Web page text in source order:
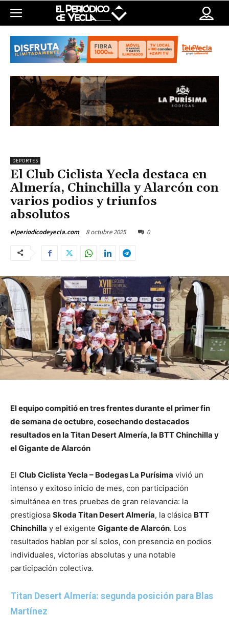
DEPORTES
El Club Ciclista Yecla destaca en
Almería, Chinchilla y Alarcón con
varios podios y triunfos
absolutos
elperiodicodeyecla.com 8 octubre 2025 0
El equipo compitió en tres frentes durante el primer fin
de semana de octubre, cosechando destacados
resultados en la Titan Desert Almería, la BTT Chinchilla y
el Gigante de Alarcón
El Club Ciclista Yecla – Bodegas La Purísima vivió un
intenso y exitoso inicio de mes, con participación
simultánea en tres pruebas de gran relevancia: la
prestigiosa Skoda Titan Desert Almería, la clásica BTT
Chinchilla y el exigente Gigante de Alarcón. Los
resultados hablan por sí solos, con presencia en podios
individuales, victorias absolutas y una notable
participación colectiva.
Titan Desert Almería: segunda posición para Blas
Martínez